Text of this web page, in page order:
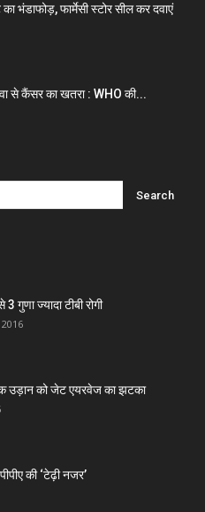
Pvt. Ltd.
भंडाफोड़, फार्मेसी स्टोर सील कर दवाएं
से कैंसर का खतरा : WHO की...
गुणा ज्यादा टीबी रोगी
उड़ान को जेट एयरवेज का झटका
की ‘टेढ़ी नजर’